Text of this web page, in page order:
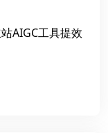
AIGC工具提效